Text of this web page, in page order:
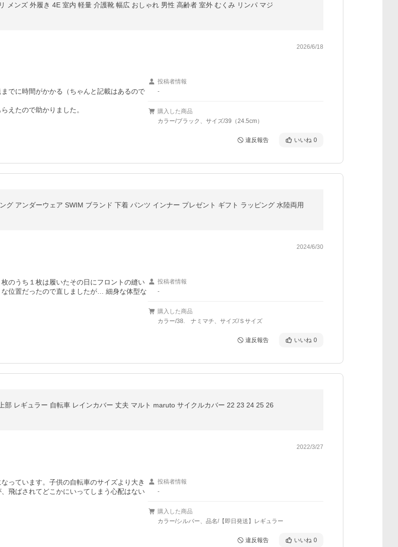
メンズ 外履き 4E 室内 軽量 介護靴 幅広 おしゃれ 男性 高齢者 室外 むくみ リンパ マジ
2026/6/18
でに時間がかかる（ちゃんと記載はあるので
えたので助かりました。
投稿者情報
-
購入した商品
カラー/ブラック、サイズ/39（24.5cm）
違反報告 いいね 0
グ アンダーウェア SWIM ブランド 下着 パンツ インナー プレゼント ギフト ラッピング 水陸両用
2024/6/30
のうち１枚は履いたその日にフロントの縫い
位置だったので直しましたが… 細身な体型な
投稿者情報
-
購入した商品
カラー/38. ナミマチ、サイズ/Ｓサイズ
違反報告 いいね 0
部 レギュラー 自転車 レインカバー 丈夫 マルト maruto サイクルカバー 22 23 24 25 26
2022/3/27
っています。子供の自転車のサイズより大き
飛ばされてどこかにいってしまう心配はない
投稿者情報
-
購入した商品
カラー/シルバー、品名/【即日発送】レギュラー
違反報告 いいね 0